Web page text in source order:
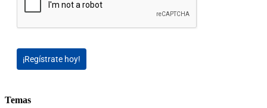
¡Regístrate hoy!
Temas